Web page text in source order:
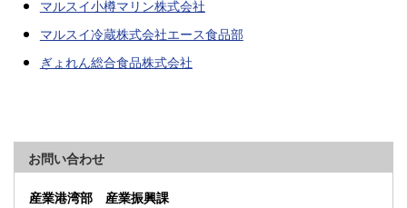
マルスイ小樽マリン株式会社
マルスイ冷蔵株式会社エース食品部
ぎょれん総合食品株式会社
お問い合わせ
産業港湾部 産業振興課